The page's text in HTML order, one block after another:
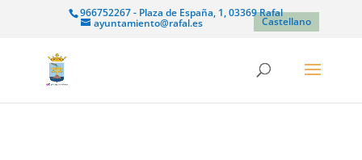
966752267 - Plaza de España, 1, 03369 Rafal
ayuntamiento@rafal.es Castellano